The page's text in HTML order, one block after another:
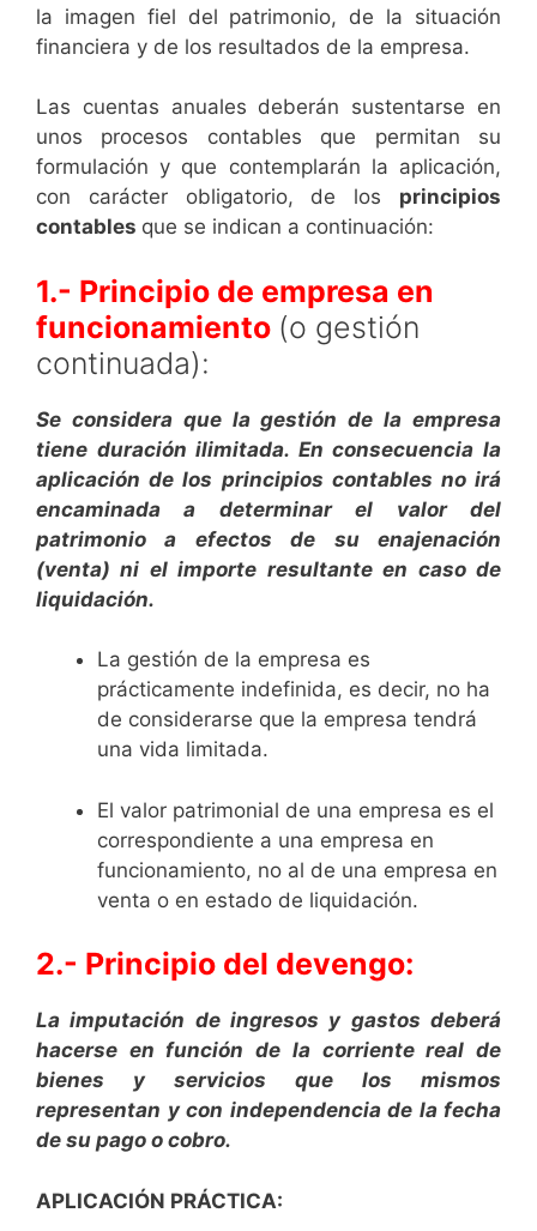
la imagen fiel del patrimonio, de la situación
financiera y de los resultados de la empresa.
Las cuentas anuales deberán sustentarse en
unos procesos contables que permitan su
formulación y que contemplarán la aplicación,
con carácter obligatorio, de los principios
contables que se indican a continuación:
1.- Principio de empresa en
funcionamiento (o gestión
continuada):
Se considera que la gestión de la empresa
tiene duración ilimitada. En consecuencia la
aplicación de los principios contables no irá
encaminada a determinar el valor del
patrimonio a efectos de su enajenación
(venta) ni el importe resultante en caso de
liquidación.
La gestión de la empresa es
prácticamente indefinida, es decir, no ha
de considerarse que la empresa tendrá
una vida limitada.
El valor patrimonial de una empresa es el
correspondiente a una empresa en
funcionamiento, no al de una empresa en
venta o en estado de liquidación.
2.- Principio del devengo:
La imputación de ingresos y gastos deberá
hacerse en función de la corriente real de
bienes y servicios que los mismos
representan y con independencia de la fecha
de su pago o cobro.
APLICACIÓN PRÁCTICA: